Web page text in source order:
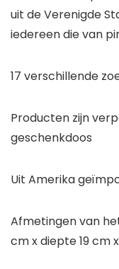
uit de Verenigde
iedereen die van
17 verschillende
Producten zijn
geschenkdoos
Uit Amerika
Afmetingen van
cm x diepte 19 cm